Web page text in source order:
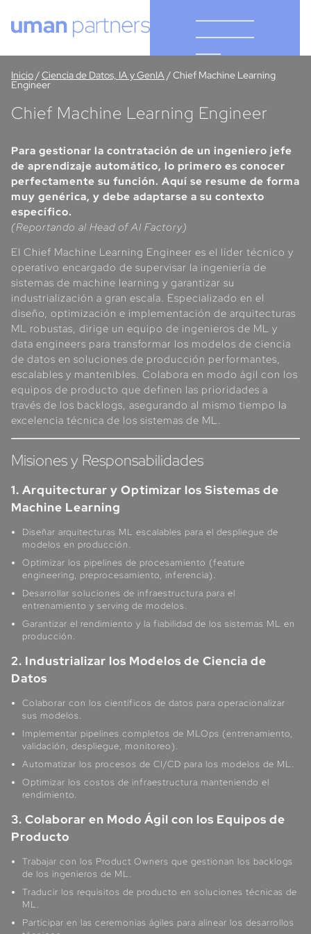
Inicio/Ciencia de Datos, IA y GenIA/Chief Machine Learning
Engineer
Chief Machine Learning Engineer
Para gestionar la contratación de un ingeniero jefe
de aprendizaje automático, lo primero es conocer
perfectamente su función. Aquí se resume de forma
muy genérica, y debe adaptarse a su contexto
específico.
(Reportando al Head of AI Factory)
El Chief Machine Learning Engineer es el líder técnico y
operativo encargado de supervisar la ingeniería de
sistemas de machine learning y garantizar su
industrialización a gran escala. Especializado en el
diseño, optimización e implementación de arquitecturas
ML robustas, dirige un equipo de ingenieros de ML y
data engineers para transformar los modelos de ciencia
de datos en soluciones de producción performantes,
escalables y mantenibles. Colabora en modo ágil con los
equipos de producto que definen las prioridades a
través de los backlogs, asegurando al mismo tiempo la
excelencia técnica de los sistemas de ML.
Misiones y Responsabilidades
1. Arquitecturar y Optimizar los Sistemas de
Machine Learning
Diseñar arquitecturas ML escalables para el despliegue de
modelos en producción.
Optimizar los pipelines de procesamiento (feature
engineering, preprocesamiento, inferencia).
Desarrollar soluciones de infraestructura para el
entrenamiento y serving de modelos.
Garantizar el rendimiento y la fiabilidad de los sistemas ML en
producción.
2. Industrializar los Modelos de Ciencia de
Datos
Colaborar con los científicos de datos para operacionalizar
sus modelos.
Implementar pipelines completos de MLOps (entrenamiento,
validación, despliegue, monitoreo).
Automatizar los procesos de CI/CD para los modelos de ML.
Optimizar los costos de infraestructura manteniendo el
rendimiento.
3. Colaborar en Modo Ágil con los Equipos de
Producto
Trabajar con los Product Owners que gestionan los backlogs
de los ingenieros de ML.
Traducir los requisitos de producto en soluciones técnicas de
ML.
Participar en las ceremonias ágiles para alinear los desarrollos